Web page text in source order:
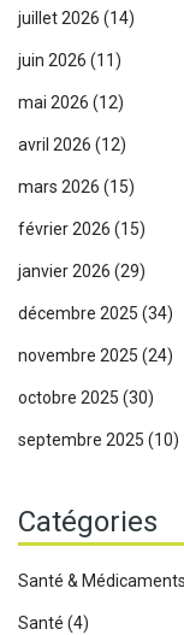
juillet 2026 (14)
juin 2026 (11)
mai 2026 (12)
avril 2026 (12)
mars 2026 (15)
février 2026 (15)
janvier 2026 (29)
décembre 2025 (34)
novembre 2025 (24)
octobre 2025 (30)
septembre 2025 (10)
Catégories
Santé & Médicaments
Santé (4)